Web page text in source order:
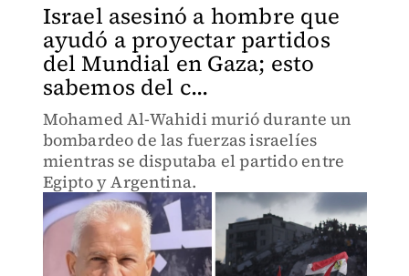
Israel asesinó a hombre que
ayudó a proyectar partidos
del Mundial en Gaza; esto
sabemos del c...
Mohamed Al-Wahidi murió durante un
bombardeo de las fuerzas israelíes
mientras se disputaba el partido entre
Egipto y Argentina.